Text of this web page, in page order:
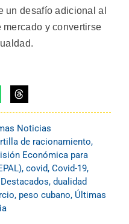
un desafío adicional al
y convertirse
Noticias
de racionamiento,
Económica para
, covid, Covid-19,
Destacados, dualidad
, peso cubano, Últimas